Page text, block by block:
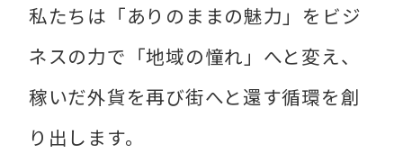
私たちは「ありのままの魅力」をビジ
ネスの力で「地域の憧れ」へと変え、
稼いだ外貨を再び街へと還す循環を創
り出します。